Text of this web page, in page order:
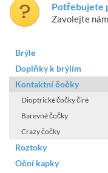
Potřebujete
Zavolejte
Brýle
Doplňky k brýlím
Kontaktní čočky
Dioptrické čočky čiré
Barevné čočky
Crazy čočky
Roztoky
Oční kapky